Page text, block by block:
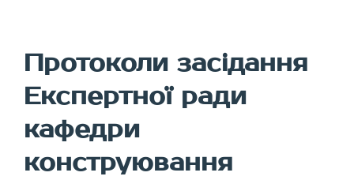
Протоколи засідання
Експертної ради
кафедри
конструювання